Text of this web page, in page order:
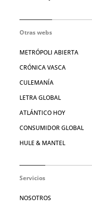
Otras webs
METRÓPOLI ABIERTA
CRÓNICA VASCA
CULEMANÍA
LETRA GLOBAL
ATLÁNTICO HOY
CONSUMIDOR GLOBAL
HULE & MANTEL
Servicios
NOSOTROS